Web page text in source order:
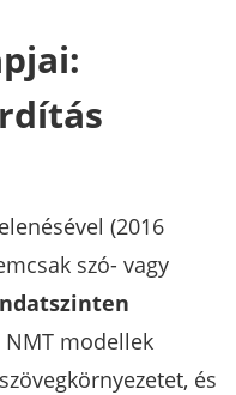
(2016
szó- vagy
NMT modellek
és